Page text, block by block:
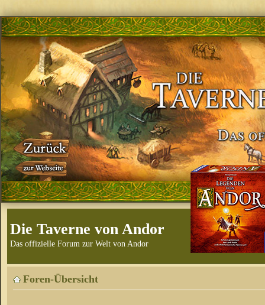
Die Taverne von Andor
Das offizielle Forum zur Welt von Andor
Foren-Übersicht